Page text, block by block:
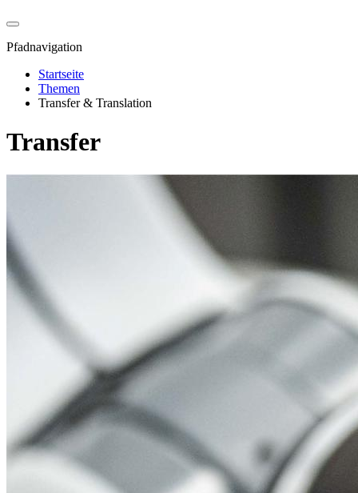
Pfadnavigation
Startseite
Themen
Transfer & Translation
Transfer